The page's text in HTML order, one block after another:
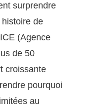
surprendre
de
(Agence
de 50
croissante
pourquoi
au